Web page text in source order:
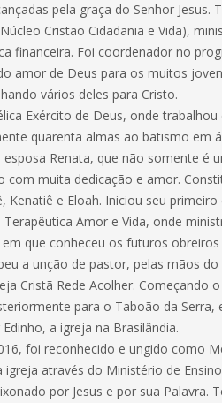
pela graça do Senhor Jesus.
Cristão Cidadania e Vida),
financeira. Foi coordenador no
amor de Deus para os muitos
vários deles para Cristo.
Exército de Deus, onde
quarenta almas ao batismo em
Renata, que não somente é
com muita dedicação e amor.
Kenatiê e Eloah. Iniciou seu
Amor e Vida, onde
que conheceu os futuros
a unção de pastor, pelas mãos
Cristã Rede Acolher. Começando
para o Taboão da Serra,
a igreja na Brasilândia.
foi reconhecido e ungido como
igreja através do Ministério de
por Jesus e por sua Palavra.